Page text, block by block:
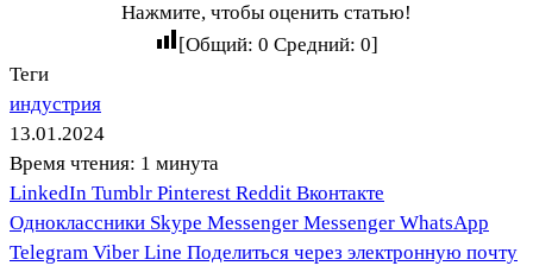
Нажмите, чтобы оценить статью!
[Общий: 0 Средний: 0]
Теги
индустрия
13.01.2024
Время чтения: 1 минута
LinkedIn Tumblr Pinterest Reddit Вконтакте
Одноклассники Skype Messenger Messenger WhatsApp
Telegram Viber Line Поделиться через электронную почту